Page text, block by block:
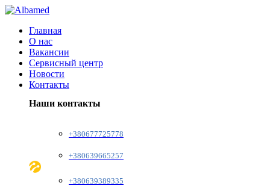
Главная
О нас
Вакансии
Сервисный центр
Новости
Контакты
Наши контакты
+380677725778
+380639665257
+380639389335